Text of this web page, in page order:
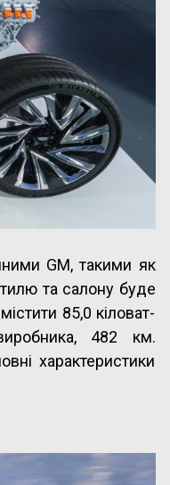
GM, такими як
та салону буде
85,0 кіловат-
482 км.
характеристики